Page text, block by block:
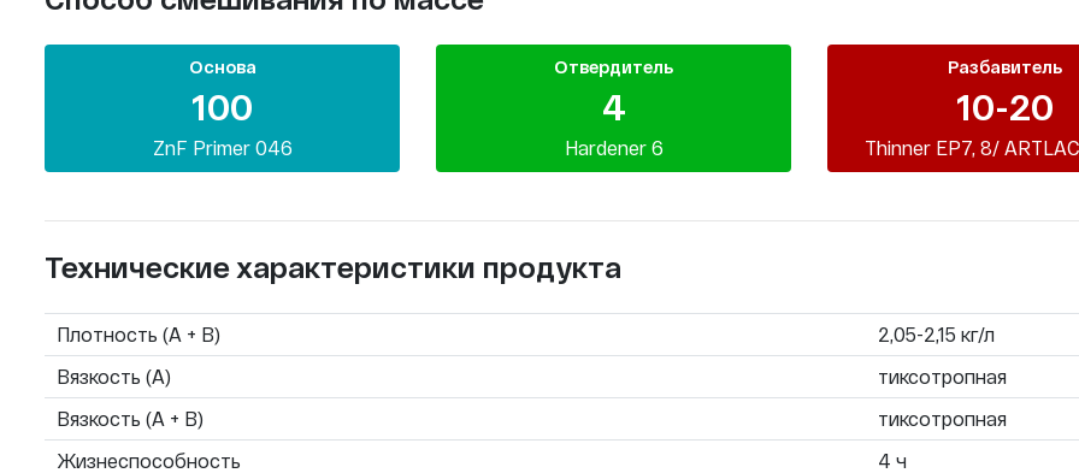
Основа
100
ZnF Primer 046
Отвердитель
4
Hardener 6
Разбавитель
10-20
Thinner EP7, 8/
Технические характеристики продукта
Плотность (А + В)
2,05-2,15 кг/л
Вязкость (А)
тиксотропная
Вязкость (А + В)
тиксотропная
Жизнеспособность
4 ч